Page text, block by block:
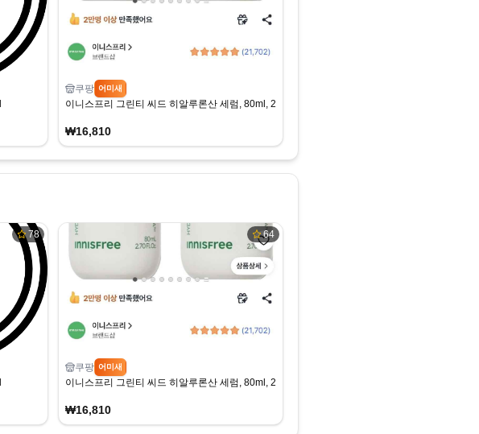
쿠팡 어미새
이니스프리 그린티 씨드 히알루론산 세럼, 80ml, 2개, 16,810원
₩16,810
78 64
쿠팡 어미새
이니스프리 그린티 씨드 히알루론산 세럼, 80ml, 2개, 16,810원
₩16,810